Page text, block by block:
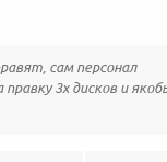
сам персонал
3х дисков и